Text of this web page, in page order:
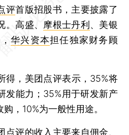
评首版招股书，主要披露了
高盛、 摩根士丹利 、美银
华兴资本担任独家财务顾
，美团点评表示，35%将
发能力；35%用于研发新产
，10%为一般性用途。
评的收入主要来自佣金、